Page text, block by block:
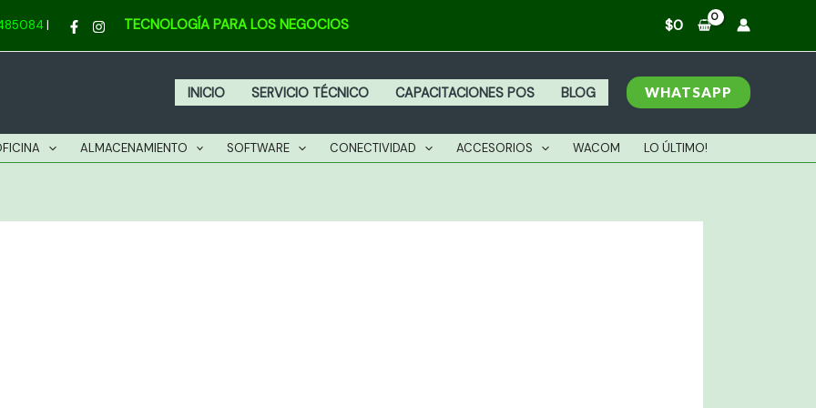
| TECNOLOGÍA PARA LOS NEGOCIOS $0
INICIO SERVICIO TÉCNICO CAPACITACIONES POS BLOG WHATSAPP
ALMACENAMIENTO SOFTWARE CONECTIVIDAD ACCESORIOS WACOM LO ÚLTIMO!